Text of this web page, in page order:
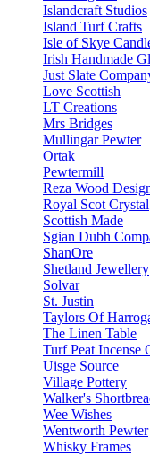
Islandcraft Studios
Island Turf Crafts
Isle of Skye
Irish Handmade
Just Slate
Love Scottish
LT Creations
Mrs Bridges
Mullingar Pewter
Ortak
Pewtermill
Reza Wood
Royal Scot Crystal
Scottish Made
Sgian Dubh
ShanOre
Shetland Jewellery
Solvar
St. Justin
Taylors Of
The Linen Table
Turf Peat Incense
Uisge Source
Village Pottery
Walker's
Wee Wishes
Wentworth Pewter
Whisky Frames